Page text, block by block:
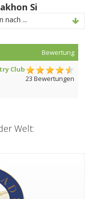
Si
nach ...
Bewertung
Club
23 Bewertungen
Welt: